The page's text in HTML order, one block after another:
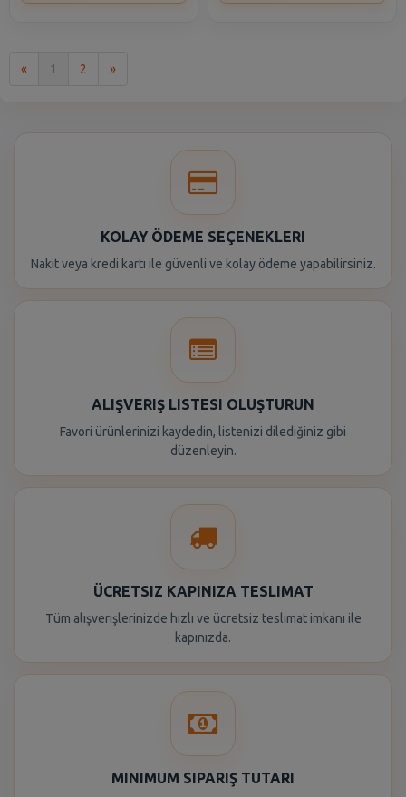
« 1 2 »Son
KOLAY ÖDEME SEÇENEKLERI
Nakit veya kredi kartı ile güvenli ve kolay ödeme yapabilirsiniz.
ALIŞVERIŞ LISTESI OLUŞTURUN
Favori ürünlerinizi kaydedin, listenizi dilediğiniz gibi
düzenleyin.
ÜCRETSIZ KAPINIZA TESLIMAT
Tüm alışverişlerinizde hızlı ve ücretsiz teslimat imkanı ile
kapınızda.
MINIMUM SIPARIŞ TUTARI